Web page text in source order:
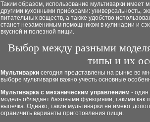
Таким образом, использование мультиварки имеет
другими кухонными приборами: универсальность,
питательных веществ, а также удобство
станет незаменимым помощником в кулинарии и
вкусной и полезной пищи.
Выбор между разными
типы и их
Мультиварки сегодня представлены на рынке во
выборе мультиварки важно учесть основные
Мультиварка с механическим управлением - один
модель обладает базовыми функциями, такими как
выпечка. Однако, такие мультиварки не имеют
ограничить варианты приготовления пищи.